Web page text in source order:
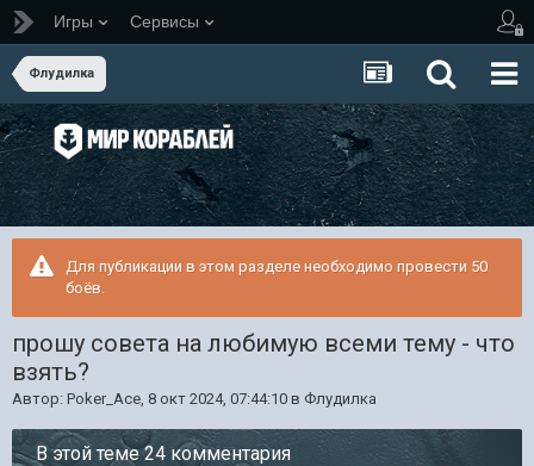
Игры Сервисы
Флудилка
Для публикации в этом разделе необходимо провести 50
боёв.
прошу совета на любимую всеми тему - что
взять?
Автор: Poker_Ace, 8 окт 2024, 07:44:10 в Флудилка
В этой теме 24 комментария